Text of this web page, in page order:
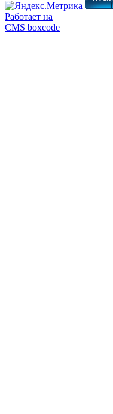
Работает на
CMS boxcode